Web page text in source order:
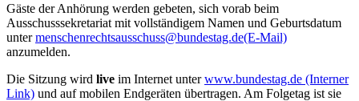
Gäste der Anhörung werden gebeten, sich vorab beim
Ausschusssekretariat mit vollständigem Namen und Geburtsdatum
untermenschenrechtsausschuss@bundestag.de(E-Mail)
anzumelden.
Die Sitzung wird live im Internet unterwww.bundestag.de (Interner
Link) und auf mobilen Endgeräten übertragen. Am Folgetag ist sie